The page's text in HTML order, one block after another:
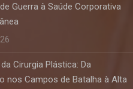
Guerra à Saúde Corporativa
Cirurgia Plástica: Da
nos Campos de Batalha à Alta